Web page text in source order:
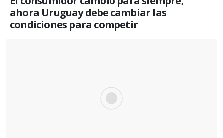
ahora Uruguay debe cambiar las
condiciones para competir